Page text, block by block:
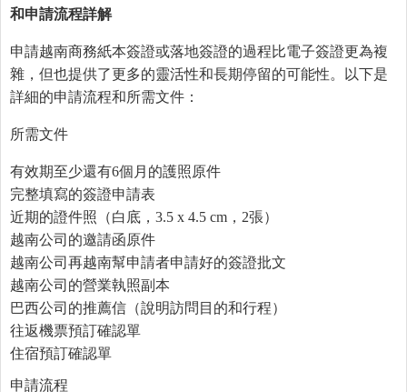
和申請流程詳解
申請越南商務紙本簽證或落地簽證的過程比電子簽證更為複
雜，但也提供了更多的靈活性和長期停留的可能性。以下是
詳細的申請流程和所需文件：
所需文件
有效期至少還有6個月的護照原件
完整填寫的簽證申請表
近期的證件照（白底，3.5 x 4.5 cm，2張）
越南公司的邀請函原件
越南公司再越南幫申請者申請好的簽證批文
越南公司的營業執照副本
巴西公司的推薦信（說明訪問目的和行程）
往返機票預訂確認單
住宿預訂確認單
申請流程